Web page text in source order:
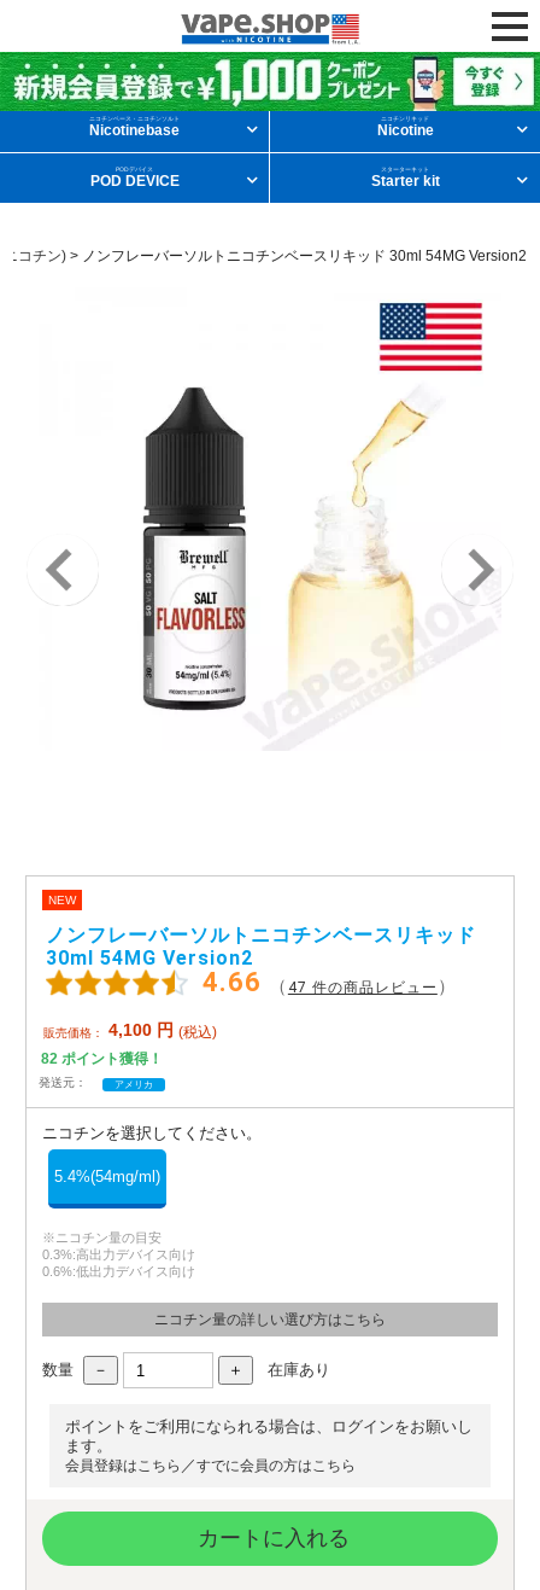
ニコチンリキッドを条件から探す
メンソール フルーツ デザート
ニコチンベース
アメリカ・カナダ製 日本製（フレーバー）
ニコチンベース・ニコチンソルト
Nicotinebase
ニコチンリキッド
Nicotine
PODデバイス
POD DEVICE
スターターキット
Starter kit
コチン) > ノンフレーバーソルトニコチンベースリキッド 30ml 54MG Version2
NEW
ノンフレーバーソルトニコチンベースリキッド
30ml 54MG Version2
4.66 （ 47 件の商品レビュー ）
販売価格： 4,100 円 (税込)
82 ポイント獲得！
発送元： アメリカ
ニコチンを選択してください。
5.4%(54mg/ml)
※ニコチン量の目安
0.3%:高出力デバイス向け
0.6%:低出力デバイス向け
ニコチン量の詳しい選び方はこちら
数量 在庫あり
ポイントをご利用になられる場合は、ログインをお願いし
ます。
会員登録はこちら ／すでに会員の方はこちら
カートに入れる